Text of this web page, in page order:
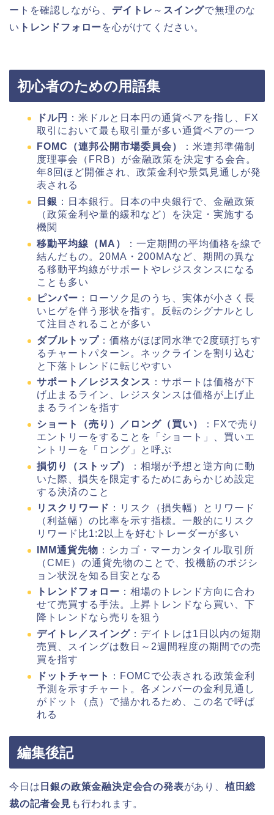
ートを確認しながら、 デイトレ ～ スイングで無理のな
い トレンドフォローを心がけてください。
初心者のための用語集
ドル円
：米ドルと日本円の通貨ペアを指し、FX
取引において最も取引量が多い通貨ペアの一つ
FOMC（連邦公開市場委員会）
：米連邦準備制
度理事会（FRB）が金融政策を決定する会合。
年8回ほど開催され、政策金利や景気見通しが発
表される
日銀 ：日本銀行。日本の中央銀行で、金融政策
（政策金利や量的緩和など）を決定・実施する
機関
移動平均線（MA）
：一定期間の平均価格を線で
結んだもの。20MA・200MAなど、期間の異な
る移動平均線がサポートやレジスタンスになる
ことも多い
ピンバー ：ローソク足のうち、実体が小さく長
いヒゲを伴う形状を指す。反転のシグナルとし
て注目されることが多い
ダブルトップ ：価格がほぼ同水準で2度頭打ちす
るチャートパターン。ネックラインを割り込む
と下落トレンドに転じやすい
サポート／レジスタンス ：サポートは価格が下
げ止まるライン、レジスタンスは価格が上げ止
まるラインを指す
ショート（売り）／ロング（買い）
：FXで売り
エントリーをすることを「ショート」、買いエ
ントリーを「ロング」と呼ぶ
損切り（ストップ）
：相場が予想と逆方向に動
いた際、損失を限定するためにあらかじめ設定
する決済のこと
リスクリワード ：リスク（損失幅）とリワード
（利益幅）の比率を示す指標。一般的にリスク
リワード比1:2以上を好むトレーダーが多い
IMM通貨先物 ：シカゴ・マーカンタイル取引所
（CME）の通貨先物のことで、投機筋のポジシ
ョン状況を知る目安となる
トレンドフォロー ：相場のトレンド方向に合わ
せて売買する手法。上昇トレンドなら買い、下
降トレンドなら売りを狙う
デイトレ／スイング ：デイトレは1日以内の短期
売買、スイングは数日～2週間程度の期間での売
買を指す
ドットチャート
：FOMCで公表される政策金利
予測を示すチャート。各メンバーの金利見通し
がドット（点）で描かれるため、この名で呼ば
れる
編集後記
今日は 日銀の政策金融決定会合の発表があり、 植田総
裁の記者会見 も行われます。